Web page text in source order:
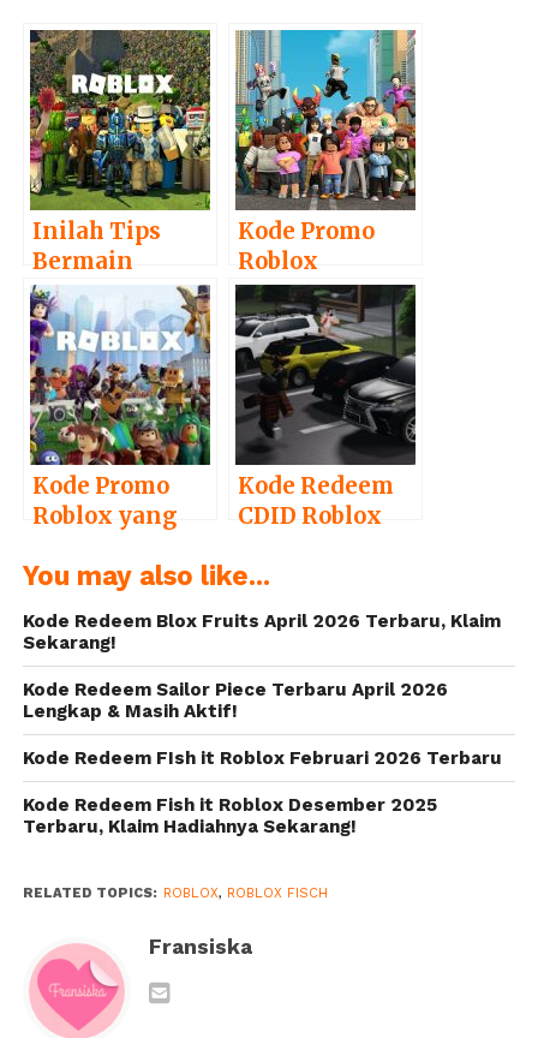
Inilah Tips
Bermain
Roblox untuk
Pemula
Kode Promo
Roblox
November 2022
Terbaru
Kode Promo
Roblox yang
dan Terbaru
Kode Redeem
CDID Roblox
Terbaru
You may also like...
Kode Redeem Blox Fruits April 2026 Terbaru, Klaim
Sekarang!
Kode Redeem Sailor Piece Terbaru April 2026
Lengkap & Masih Aktif!
Kode Redeem FIsh it Roblox Februari 2026 Terbaru
Kode Redeem Fish it Roblox Desember 2025
Terbaru, Klaim Hadiahnya Sekarang!
RELATED TOPICS: ROBLOX, ROBLOX FISCH
Fransiska